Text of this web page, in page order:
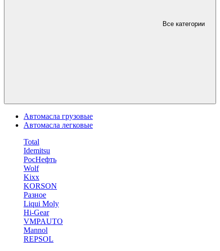
Все категории
Автомасла грузовые
Автомасла легковые
Total
Idemitsu
РосНефть
Wolf
Kixx
KORSON
Разное
Liqui Moly
Hi-Gear
VMPAUTO
Mannol
REPSOL